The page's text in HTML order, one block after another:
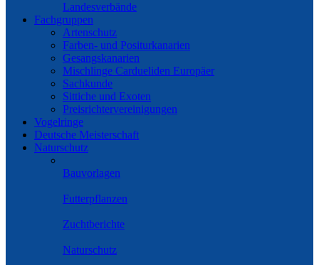
Landesverbände
Fachgruppen
Artenschutz
Farben- und Positurkanarien
Gesangskanarien
Mischlinge Cardueliden Europäer
Sachkunde
Sittiche und Exoten
Preisrichtervereinigungen
Vogelringe
Deutsche Meisterschaft
Naturschutz
Bauvorlagen
Futterpflanzen
Zuchtberichte
Naturschutz